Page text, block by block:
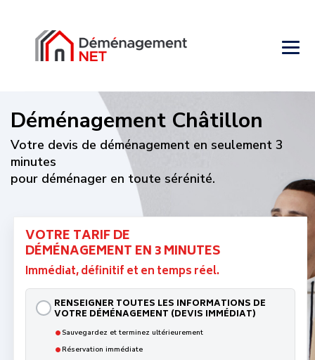
Déménagement Châtillon
Votre devis de déménagement en seulement 3
minutes
pour déménager en toute sérénité.
VOTRE TARIF DE
DÉMÉNAGEMENT EN 3 MINUTES
Immédiat, définitif et en temps réel.
RENSEIGNER TOUTES LES INFORMATIONS DE
VOTRE DÉMÉNAGEMENT (DEVIS IMMÉDIAT)
• Sauvegardez et terminez ultérieurement
•Réservation immédiate